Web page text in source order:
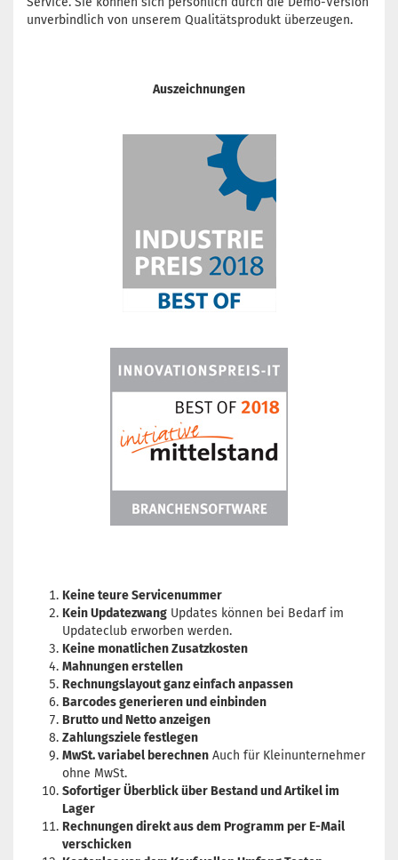
unverbindlich von unserem Qualitätsprodukt überzeugen.
Auszeichnungen
Keine teure Servicenummer
Kein Updatezwang Updates können bei Bedarf im
Updateclub erworben werden.
Keine monatlichen Zusatzkosten
Mahnungen erstellen
Rechnungslayout ganz einfach anpassen
Barcodes generieren und einbinden
Brutto und Netto anzeigen
Zahlungsziele festlegen
MwSt. variabel berechnen Auch für Kleinunternehmer
ohne MwSt.
Sofortiger Überblick über Bestand und Artikel im
Lager
Rechnungen direkt aus dem Programm per E-Mail
verschicken